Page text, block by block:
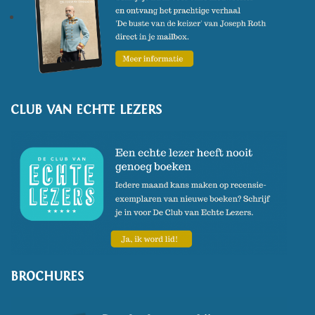
In 2019 verscheen
De kleine De
Beauvoir. Haar baanbrekende
De Tweede Sekse samengevat.
CLUB VAN ECHTE LEZERS
BROCHURES